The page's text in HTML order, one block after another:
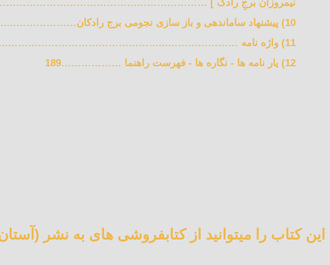
نیمروزان برجِ رادک ]
10) پیشنهاد ساماندهی و باز سازی نجومی برج رادکان………………..….……… 163
11) واژه نامه …………………...………………………………………..……………170
12) یار نامه ها - نگاره ها - فهرست راهنما ………………189
اين کتاب را ميتوانيد از کتابفروشی های به نشر